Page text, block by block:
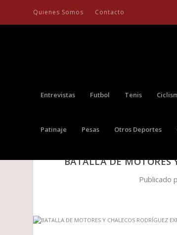
Quienes Somos Contacto
Entrevistas Futbol Tenis
Patinaje Pesas Otros Deportes
BATALLA DE MOTORES
Publicado